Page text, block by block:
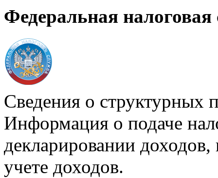
Федеральная налоговая
Сведения о структурных
Информация о подаче
декларировании доходов,
учете доходов.